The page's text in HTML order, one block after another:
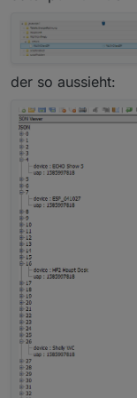
der so aussieht: